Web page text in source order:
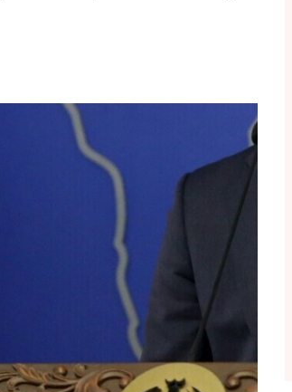
KU E KISHIM FJALEN
LIGJERATE FETARE
PARADITE ME NE
PIKËPAMJE
RECETA E DITES
RELAKS
RETRO JAVORE